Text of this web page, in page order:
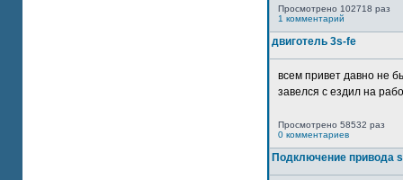
Просмотрено 102718 раз
1 комментарий
двиготель 3s-fe
всем привет давно не
завелся с ездил на
Просмотрено 58532 раз
0 комментариев
Подключение привода